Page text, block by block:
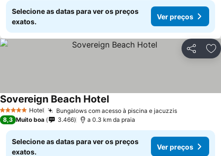
Selecione as datas para ver os preços
exatos.
Ver preços
Partilhar
5 Estrelas Hotel Bungalows com acesso à piscina e jacuzzis
Sovereign Beach Hotel
8,3 Muito boa 3.466 a 0.3 km da praia
Selecione as datas para ver os preços
exatos.
Ver preços